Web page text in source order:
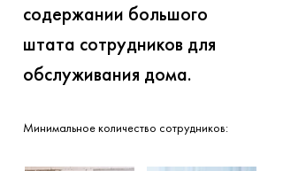
содержании большого
штата сотрудников для
обслуживания дома.
Минимальное количество сотрудников: